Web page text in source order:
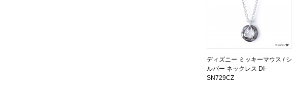
ディズニー ミッキーマウス / シ
ルバー ネックレス DI-
SN729CZ